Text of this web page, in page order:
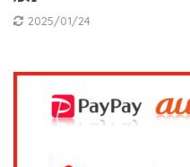
2025/01/24